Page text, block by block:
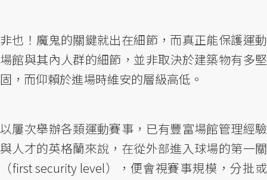
非也！魔鬼的關鍵就出在細節，而真正能保護運動
場館與其內人群的細節，並非取決於建築物有多堅
固，而仰賴於進場時維安的層級高低。
以屢次舉辦各類運動賽事，已有豐富場館管理經驗
與人才的英格蘭來說，在從外部進入球場的第一關
（first security level），便會視賽事規模，分批或